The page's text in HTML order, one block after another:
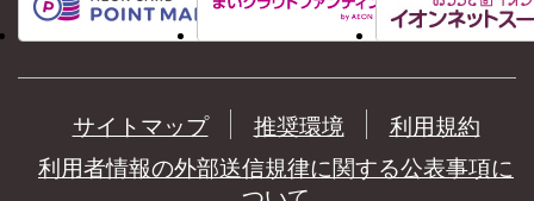
サイトマップ 推奨環境
利用規約
利用者情報の外部送信規律に関する公表事項に